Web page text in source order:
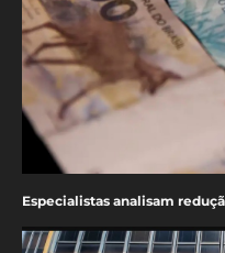
Especialistas analisam